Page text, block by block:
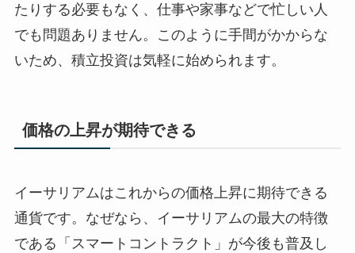
たりする必要もなく、仕事や家事などで忙しい人
でも問題ありません。このように手間がかからな
いため、積立投資は気軽に始められます。
価格の上昇が期待できる
イーサリアムはこれからの価格上昇に期待できる
通貨です。なぜなら、イーサリアムの最大の特徴
である「スマートコントラクト」が今後も普及し